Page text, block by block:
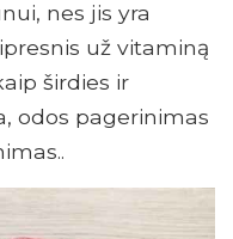
nes jis yra
už vitaminą
širdies ir
odos pagerinimas